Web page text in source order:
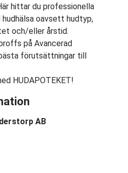
hittar du professionella
oavsett hudtyp,
och/eller årstid.
på Avancerad
förutsättningar till
HUDAPOTEKET!
AB